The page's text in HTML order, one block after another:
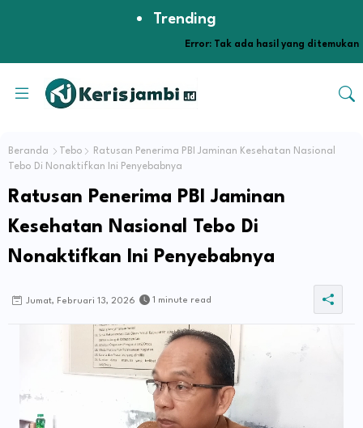
Trending
Error: Tak ada hasil yang ditemukan
Beranda Tebo
Ratusan Penerima PBI Jaminan Kesehatan Nasional
Tebo Di Nonaktifkan Ini Penyebabnya
Ratusan Penerima PBI Jaminan
Kesehatan Nasional Tebo Di
Nonaktifkan Ini Penyebabnya
Jumat, Februari 13, 2026 1 minute read